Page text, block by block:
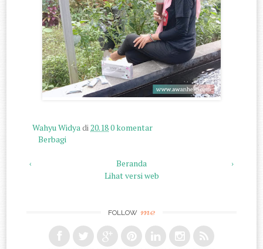
Wahyu Widyadi20.180 komentar
Berbagi
‹ ›
Beranda
Lihat versi web
FOLLOW me